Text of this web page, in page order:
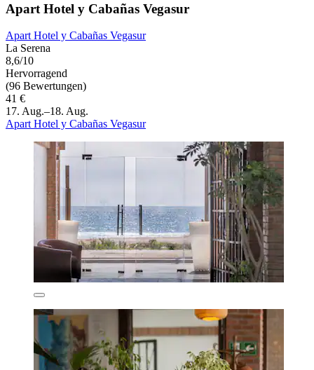
Apart Hotel y Cabañas Vegasur
Apart Hotel y Cabañas Vegasur
La Serena
8,6/10
Hervorragend
(96 Bewertungen)
41 €
17. Aug.–18. Aug.
Apart Hotel y Cabañas Vegasur